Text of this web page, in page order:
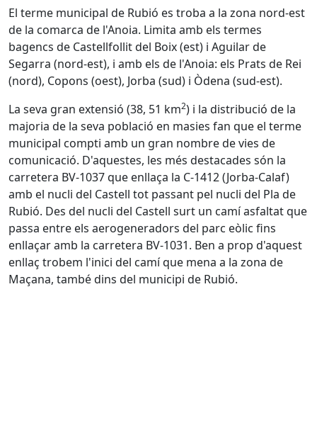
El terme municipal de Rubió es troba a la zona nord-est
de la comarca de l'Anoia. Limita amb els termes
bagencs de Castellfollit del Boix (est) i Aguilar de
Segarra (nord-est), i amb els de l'Anoia: els Prats de Rei
(nord), Copons (oest), Jorba (sud) i Òdena (sud-est).
La seva gran extensió (38, 51 km2) i la distribució de la
majoria de la seva població en masies fan que el terme
municipal compti amb un gran nombre de vies de
comunicació. D'aquestes, les més destacades són la
carretera BV-1037 que enllaça la C-1412 (Jorba-Calaf)
amb el nucli del Castell tot passant pel nucli del Pla de
Rubió. Des del nucli del Castell surt un camí asfaltat que
passa entre els aerogeneradors del parc eòlic fins
enllaçar amb la carretera BV-1031. Ben a prop d'aquest
enllaç trobem l'inici del camí que mena a la zona de
Maçana, també dins del municipi de Rubió.